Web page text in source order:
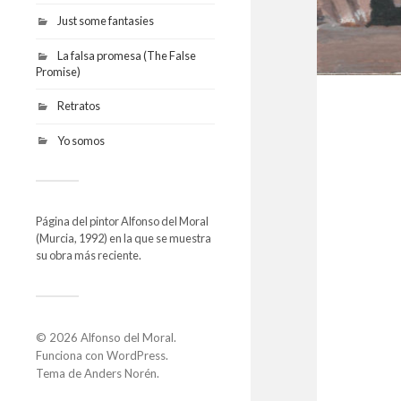
Just some fantasies
La falsa promesa (The False
Promise)
Retratos
Yo somos
Página del pintor Alfonso del Moral
(Murcia, 1992) en la que se muestra
su obra más reciente.
© 2026 Alfonso del Moral.
Funciona con WordPress.
Tema deAnders Norén.